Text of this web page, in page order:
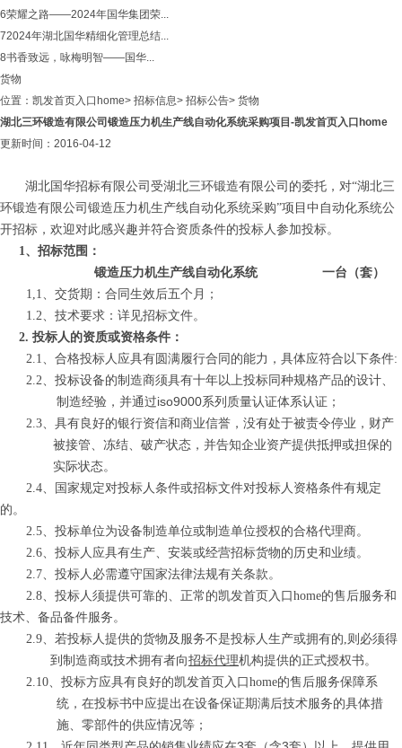
6荣耀之路——2024年国华集团荣...
72024年湖北国华精细化管理总结...
8书香致远，咏梅明智——国华...
货物
位置： 凯发首页入口home> 招标信息> 招标公告> 货物
湖北三环锻造有限公司锻造压力机生产线自动化系统采购项目-凯发首页入口home
更新时间：2016-04-12
湖北国华招标有限公司受湖北三环锻造有限公司的委托，对“湖北三
环锻造有限公司锻造压力机生产线自动化系统采购”项目中自动化系统公
开招标，欢迎对此感兴趣并符合资质条件的投标人参加投标。
1、招标范围：
锻造压力机生产线自动化系统
一台（套）
1,1、 交货期：合同生效后五个月；
1.2、 技术要求：详见招标文件。
2.投标人的资质或资格条件：
2.1、合格投标人应具有圆满履行合同的能力，具体应符合以下条件:
2.2、投标设备的制造商须具有十年以上投标同种规格产品的设计、
制造经验，并通过iso9000系列质量认证体系认证；
2.3、具有良好的银行资信和商业信誉，没有处于被责令停业，财产
被接管、冻结、破产状态，并告知企业资产提供抵押或担保的
实际状态。
2.4、国家规定对投标人条件或招标文件对投标人资格条件有规定
的。
2.5、投标单位为设备制造单位或制造单位授权的合格代理商。
2.6、投标人应具有生产、安装或经营招标货物的历史和业绩。
2.7、投标人必需遵守国家法律法规有关条款。
2.8、投标人须提供可靠的、正常的凯发首页入口home的售后服务和
技术、备品备件服务。
2.9、若投标人提供的货物及服务不是投标人生产或拥有的,则必须得
到制造商或技术拥有者向招标代理机构提供的正式授权书。
2.10、投标方应具有良好的凯发首页入口home的售后服务保障系
统，在投标书中应提出在设备保证期满后技术服务的具体措
施、零部件的供应情况等；